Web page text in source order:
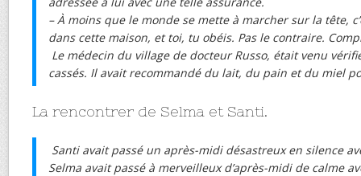
– À moins que le monde se mette à marcher sur la tête,
dans cette maison, et toi, tu obéis. Pas le contraire.
Le médecin du village de docteur Russo, était venu
cassés. Il avait recommandé du lait, du pain et du miel
La rencontrer de Selma et Santi.
Santi avait passé un après-midi désastreux en silence
Selma avait passé à merveilleux d’après-midi de calme